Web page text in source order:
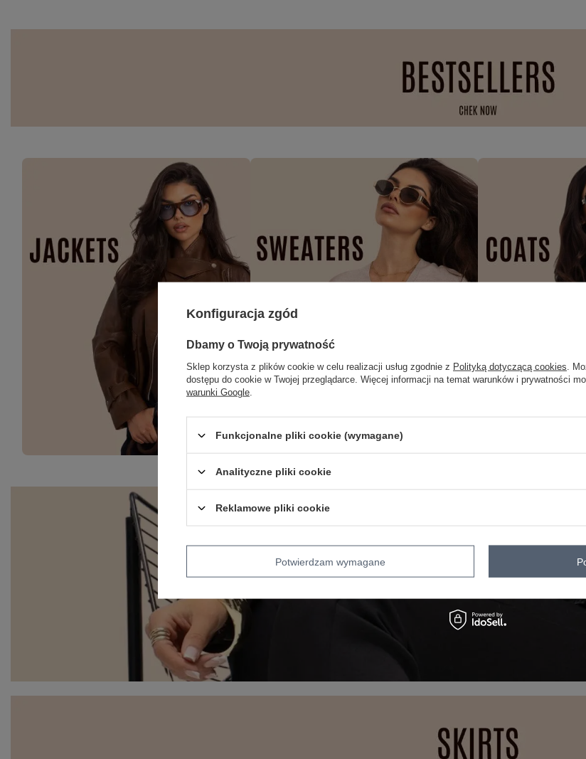
Konfiguracja zgód
Dbamy o Twoją prywatność
Sklep korzysta z plików cookie w celu realizacji usług zgodnie z Polityką dotyczącą cookies .
dostępu do cookie w Twojej przeglądarce. Więcej informacji na temat warunków i prywatności
warunki Google
Funkcjonalne pliki cookie (wymagane)
Analityczne pliki cookie
Reklamowe pliki cookie
Potwierdzam wymagane